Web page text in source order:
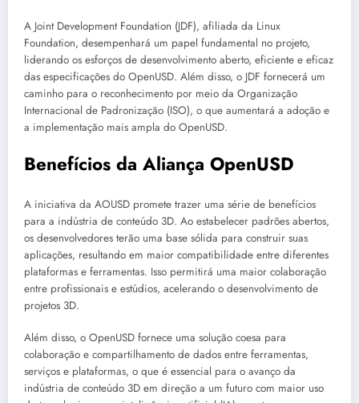
A Joint Development Foundation (JDF), afiliada da Linux
Foundation, desempenhará um papel fundamental no projeto,
liderando os esforços de desenvolvimento aberto, eficiente e eficaz
das especificações do OpenUSD. Além disso, o JDF fornecerá um
caminho para o reconhecimento por meio da Organização
Internacional de Padronização (ISO), o que aumentará a adoção e
a implementação mais ampla do OpenUSD.
Benefícios da Aliança OpenUSD
A iniciativa da AOUSD promete trazer uma série de benefícios
para a indústria de conteúdo 3D. Ao estabelecer padrões abertos,
os desenvolvedores terão uma base sólida para construir suas
aplicações, resultando em maior compatibilidade entre diferentes
plataformas e ferramentas. Isso permitirá uma maior colaboração
entre profissionais e estúdios, acelerando o desenvolvimento de
projetos 3D.
Além disso, o OpenUSD fornece uma solução coesa para
colaboração e compartilhamento de dados entre ferramentas,
serviços e plataformas, o que é essencial para o avanço da
indústria de conteúdo 3D em direção a um futuro com maior uso